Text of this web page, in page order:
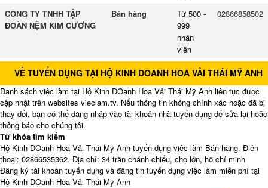
CÔNG TY TNHH TẬP
ĐOÀN NỆM KIM CƯƠNG
Bán hàng
Từ 500 -
999
nhân
viên
02866858502
VỀ TUYỂN DỤNG TẠI HỘ KINH DOANH HOA VẢI THÁI MỸ ANH
Danh sách việc làm tại Hộ Kinh DOanh Hoa Vải Thái Mỹ Anh liên tục được
cập nhật trên websites vieclam.tv. Nếu thông tin không chính xác hoặc đã bị
thay đổi, bạn có thể đăng nhập vào tài khoản nhà tuyển dụng để sửa lại hoặc
thông báo cho chúng tôi.
Từ khóa tìm kiếm
Hộ Kinh DOanh Hoa Vải Thái Mỹ Anh tuyển dụng việc làm Bán hàng. Điện
thoại: 02866535362. Địa chỉ: 34 trần chánh chiếu, chợ lớn, hồ chí minh
Đăng ký tài khoản tuyển dụng và đăng tin tuyển dụng việc làm miễn phí tại
Hộ Kinh DOanh Hoa Vải Thái Mỹ Anh